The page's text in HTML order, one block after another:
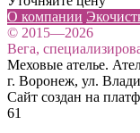
О компании
© 2015—2026
Вега,
Меховые ателье.
г. Воронеж, ул.
Сайт создан на
61